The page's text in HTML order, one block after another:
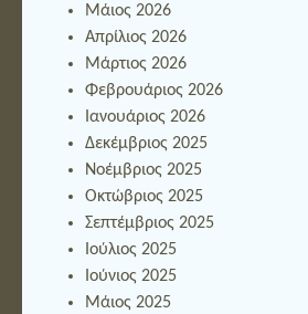
Μάιος 2026
Απρίλιος 2026
Μάρτιος 2026
Φεβρουάριος 2026
Ιανουάριος 2026
Δεκέμβριος 2025
Νοέμβριος 2025
Οκτώβριος 2025
Σεπτέμβριος 2025
Ιούλιος 2025
Ιούνιος 2025
Μάιος 2025